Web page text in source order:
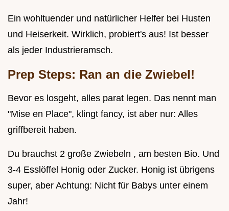
Ein wohltuender und natürlicher Helfer bei Husten
und Heiserkeit. Wirklich, probiert's aus! Ist besser
als jeder Industrieramsch.
Prep Steps: Ran an die Zwiebel!
Bevor es losgeht, alles parat legen. Das nennt man
"Mise en Place", klingt fancy, ist aber nur: Alles
griffbereit haben.
Du brauchst 2 große Zwiebeln , am besten Bio. Und
3-4 Esslöffel Honig oder Zucker. Honig ist übrigens
super, aber Achtung: Nicht für Babys unter einem
Jahr!